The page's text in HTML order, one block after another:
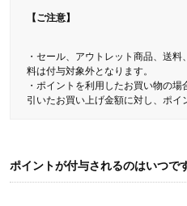
【ご注意】
・セール、アウトレット商品、送
料は付与対象外となります。
・ポイントを利用したお買い物の
引いたお買い上げ金額に対し、ポイ
ポイントが付与されるのはいつで